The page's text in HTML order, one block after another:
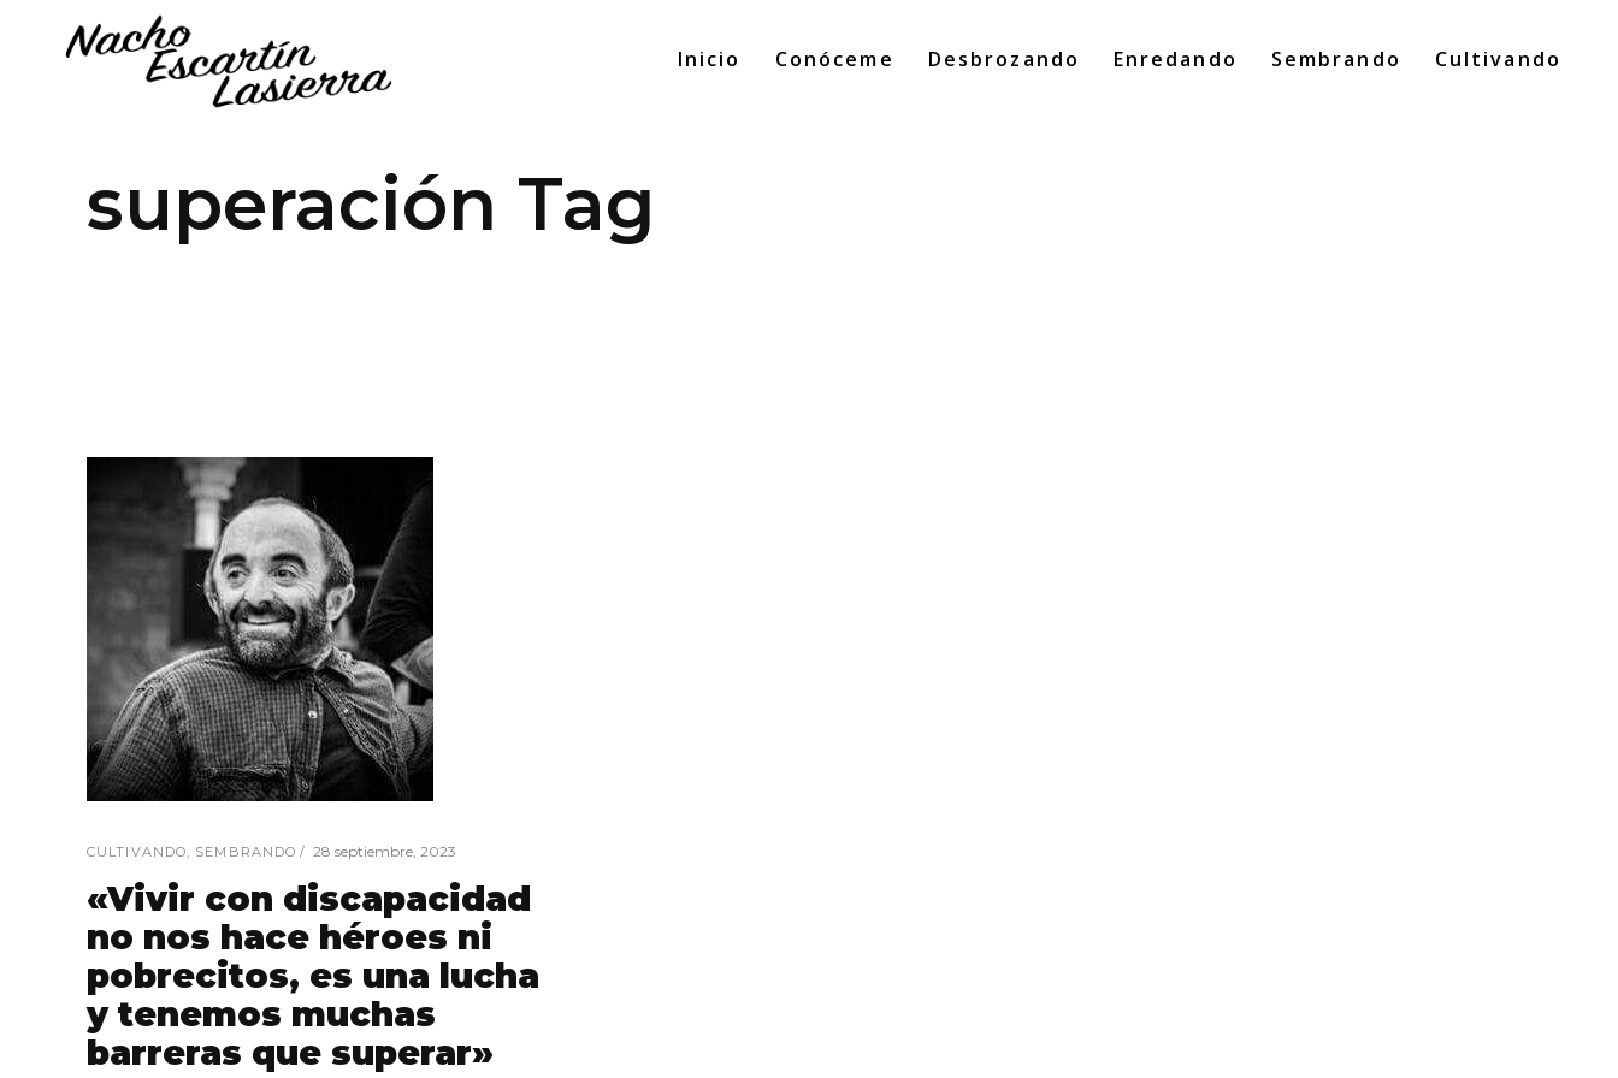
Inicio Conóceme Desbrozando Enredando Sembrando Cultivando
superación Tag
CULTIVANDO, SEMBRANDO 28 septiembre, 2023
«Vivir con discapacidad
no nos hace héroes ni
pobrecitos, es una lucha
y tenemos muchas
barreras que superar»